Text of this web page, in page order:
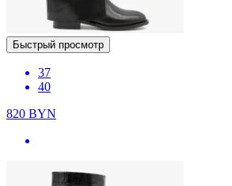
Быстрый просмотр
37
40
820 BYN